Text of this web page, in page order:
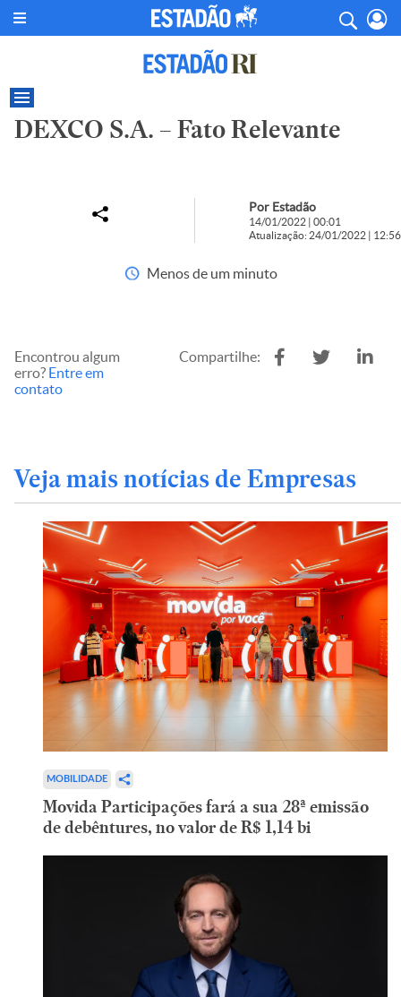
DEXCO S.A. – Fato Relevante
Por Estadão
14/01/2022 | 00:01
Atualização: 24/01/2022 | 12:56
Menos de um minuto
Encontrou algum
erro? Entre em
contato
Compartilhe:
Veja mais notícias de Empresas
MOBILIDADE
Movida Participações fará a sua 28ª emissão
de debêntures, no valor de R$ 1,14 bi